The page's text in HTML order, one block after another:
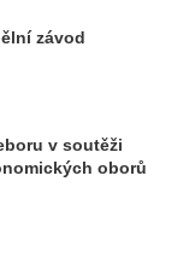
závod
v soutěži
oborů